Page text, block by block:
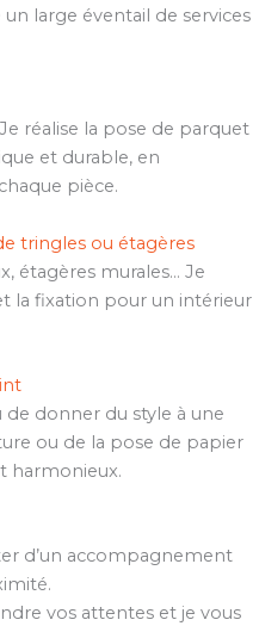
large éventail de services
réalise la pose de parquet
et durable, en
pièce.
tringles ou étagères
étagères murales… Je
la fixation pour un intérieur
de donner du style à une
ou de la pose de papier
harmonieux.
d’un accompagnement
vos attentes et je vous